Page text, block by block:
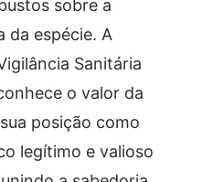
sobre a
da espécie. A
Sanitária
o valor da
posição como
legítimo e valioso